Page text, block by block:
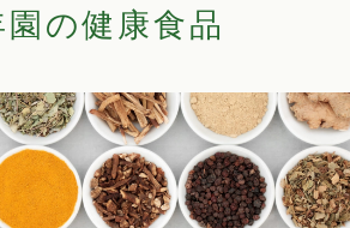
園の健康食品